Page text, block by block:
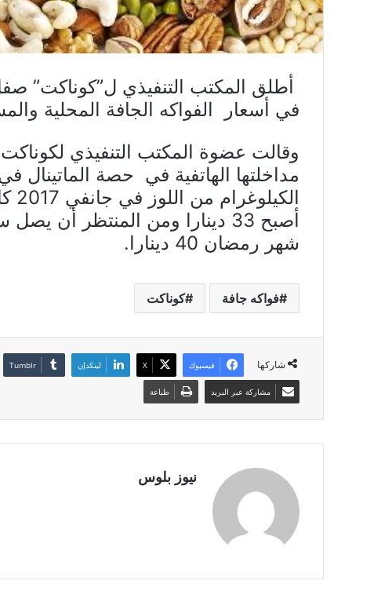
أطلق المكتب التنفيذي ل”كوناكت”
في أسعار الفواكه الجافة المحلية
وقالت عضوة المكتب التنفيذي
مداخلتها الهاتفية في حصة
الكيلوغرام
أصبح 33 دينارا ومن المنتظر أن
شهر رمضان 40 دينارا.
فواكه جافة كوناكت
شاركها فيسبوك X لينكدإن
مشاركة عبر البريد طباعة
نيوز بلوس